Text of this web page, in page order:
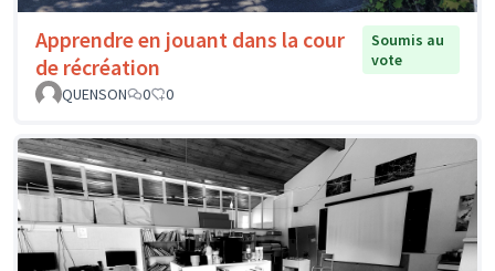
Apprendre en jouant dans la cour
de récréation
Soumis au
vote
QUENSON
0 0